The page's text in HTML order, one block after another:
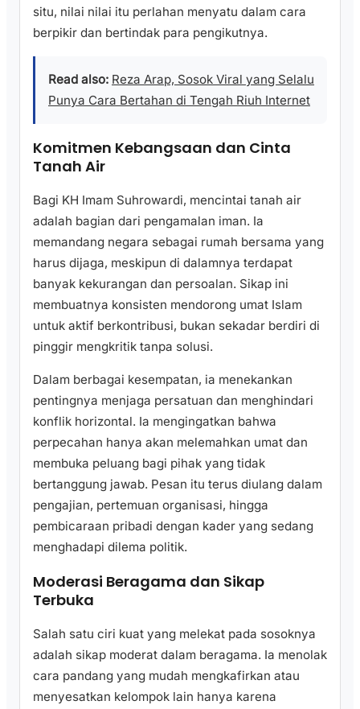
situ, nilai nilai itu perlahan menyatu dalam cara
berpikir dan bertindak para pengikutnya.
Read also: Reza Arap, Sosok Viral yang Selalu
Punya Cara Bertahan di Tengah Riuh Internet
Komitmen Kebangsaan dan Cinta
Tanah Air
Bagi KH Imam Suhrowardi, mencintai tanah air
adalah bagian dari pengamalan iman. Ia
memandang negara sebagai rumah bersama yang
harus dijaga, meskipun di dalamnya terdapat
banyak kekurangan dan persoalan. Sikap ini
membuatnya konsisten mendorong umat Islam
untuk aktif berkontribusi, bukan sekadar berdiri di
pinggir mengkritik tanpa solusi.
Dalam berbagai kesempatan, ia menekankan
pentingnya menjaga persatuan dan menghindari
konflik horizontal. Ia mengingatkan bahwa
perpecahan hanya akan melemahkan umat dan
membuka peluang bagi pihak yang tidak
bertanggung jawab. Pesan itu terus diulang dalam
pengajian, pertemuan organisasi, hingga
pembicaraan pribadi dengan kader yang sedang
menghadapi dilema politik.
Moderasi Beragama dan Sikap
Terbuka
Salah satu ciri kuat yang melekat pada sosoknya
adalah sikap moderat dalam beragama. Ia menolak
cara pandang yang mudah mengkafirkan atau
menyesatkan kelompok lain hanya karena